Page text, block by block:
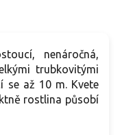
nenáročná,
trubkovitými
se až 10 m. Kvete
rostlina působí